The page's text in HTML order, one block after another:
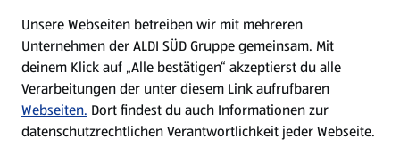
Nachhaltigkeit
Karriere
Unsere Webseiten betreiben wir mit mehreren
Unternehmen der ALDI SÜD Gruppe gemeinsam. Mit
deinem Klick auf „Alle bestätigen“ akzeptierst du alle
Verarbeitungen der unter diesem Link aufrufbaren
Webseiten. Dort findest du auch Informationen zur
datenschutzrechtlichen Verantwortlichkeit jeder Webseite.